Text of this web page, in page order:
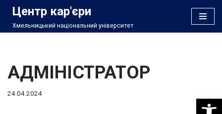
Перейти
Центр кар'єри
Хмельницький національний університет
АДМІНІСТРАТОР
24.04.2024